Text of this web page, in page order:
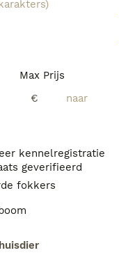
Max Prijs
€
kennelregistratie
geverifieerd
fokkers